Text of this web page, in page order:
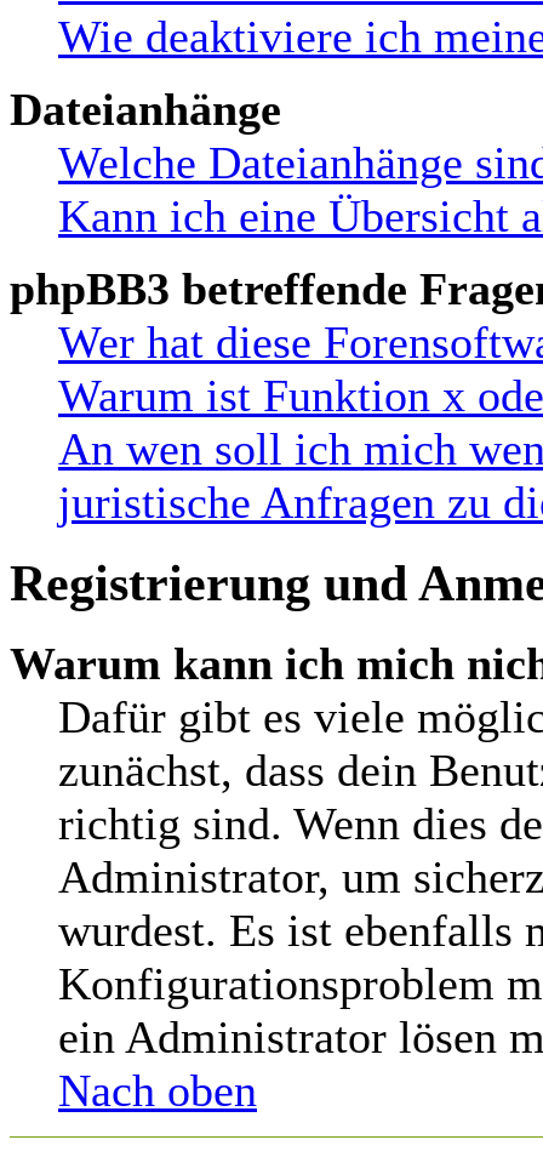
Wie deaktiviere ich
Dateianhänge
Welche Dateianhänge
Kann ich eine Übersicht
phpBB3 betreffende
Wer hat diese
Warum ist Funktion x
An wen soll ich mich
juristische Anfragen zu
Registrierung und
Warum kann ich mich
Dafür gibt es viele
zunächst, dass dein
richtig sind. Wenn dies
Administrator, um
wurdest. Es ist ebenfalls
Konfigurationsproblem
ein Administrator lösen
Nach oben